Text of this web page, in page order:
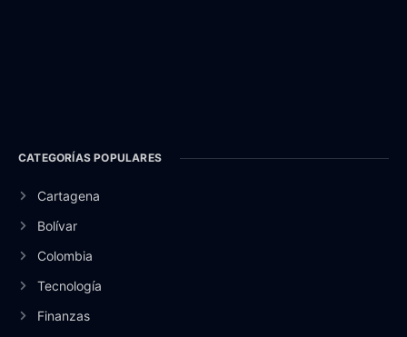
CATEGORÍAS POPULARES
Cartagena
Bolívar
Colombia
Tecnología
Finanzas